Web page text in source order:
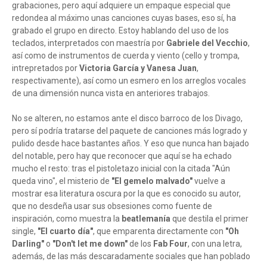
grabaciones, pero aquí adquiere un empaque especial que
redondea al máximo unas canciones cuyas bases, eso sí, ha
grabado el grupo en directo. Estoy hablando del uso de los
teclados, interpretados con maestría por Gabriele del Vecchio,
así como de instrumentos de cuerda y viento (cello y trompa,
intrepretados porVictoria García y Vanesa Juan,
respectivamente), así como un esmero en los arreglos vocales
de una dimensión nunca vista en anteriores trabajos.
No se alteren, no estamos ante el disco barroco de los Divago,
pero sí podría tratarse del paquete de canciones más logrado y
pulido desde hace bastantes años. Y eso que nunca han bajado
del notable, pero hay que reconocer que aquí se ha echado
mucho el resto: tras el pistoletazo inicial con la citada "Aún
queda vino", el misterio de "El gemelo malvado"vuelve a
mostrar esa literatura oscura por la que es conocido su autor,
que no desdeña usar sus obsesiones como fuente de
inspiración, como muestra la beatlemanía que destila el primer
single, "El cuarto día", que emparenta directamente con "Oh
Darling"o "Don't let me down"de los Fab Four, con una letra,
además, de las más descaradamente sociales que han poblado